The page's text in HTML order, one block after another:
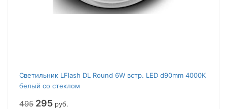
Светильник LFlash DL Round 6W встр. LED d90mm 4000K
белый со стеклом
495 295 руб.